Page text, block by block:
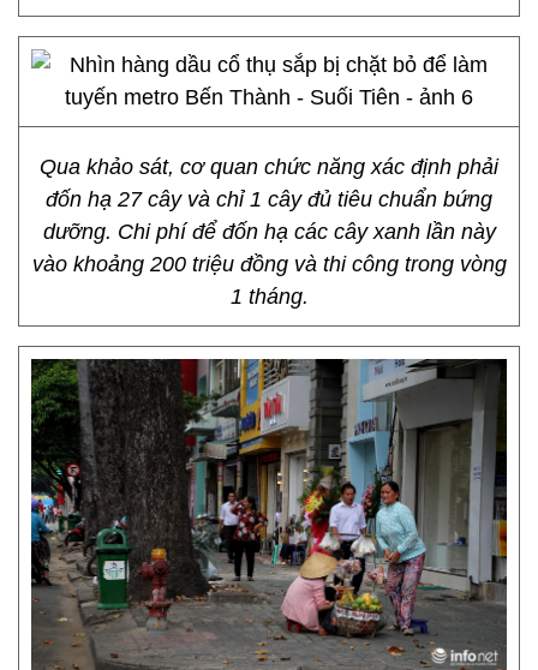
Qua khảo sát, cơ quan chức năng xác định phải
đốn hạ 27 cây và chỉ 1 cây đủ tiêu chuẩn bứng
dưỡng. Chi phí để đốn hạ các cây xanh lần này
vào khoảng 200 triệu đồng và thi công trong vòng
1 tháng.